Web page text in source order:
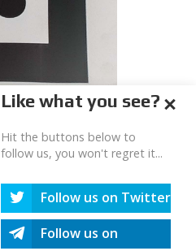
Like what you see?
Hit the buttons below to
follow us, you won't regret it...
Follow us on Twitter
Follow us on